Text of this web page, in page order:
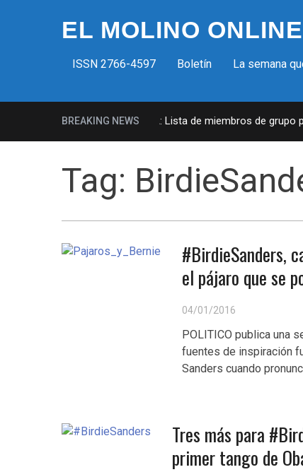
EL MOLINO ONLINE
ISSN 2766-4597 Boletín La semana
BREAKING NEWS
Milicias fascistas en EUA: Lista de miembros de grupo
Tag:
#BirdieSanders,
el pájaro que se
04/01/2016
POLITICO publica una
fuentes de inspiración
Sanders cuando
Tres más para
primer tango de